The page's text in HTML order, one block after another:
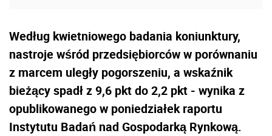
Według kwietniowego badania koniunktury,
nastroje wśród przedsiębiorców w porównaniu
z marcem uległy pogorszeniu, a wskaźnik
bieżący spadł z 9,6 pkt do 2,2 pkt - wynika z
opublikowanego w poniedziałek raportu
Instytutu Badań nad Gospodarką Rynkową.